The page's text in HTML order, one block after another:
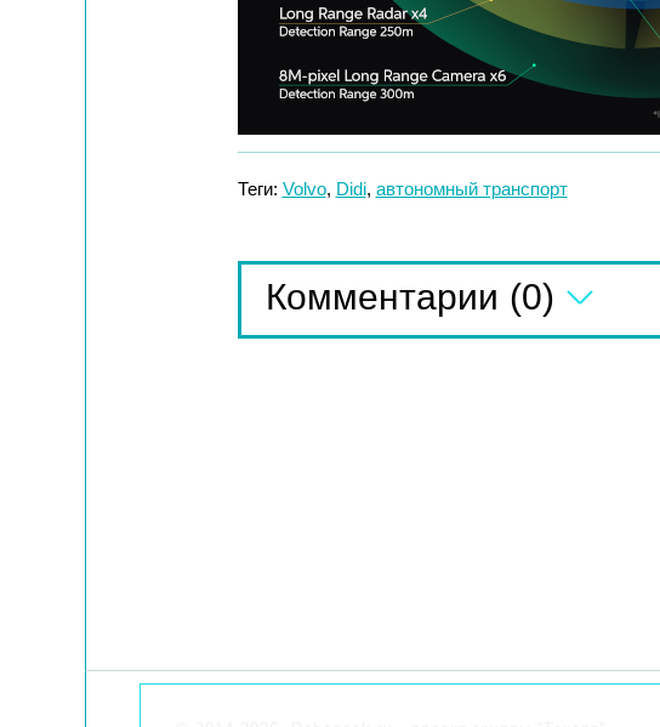
Теги: Volvo, Didi, автономный транспорт
Комментарии (0)